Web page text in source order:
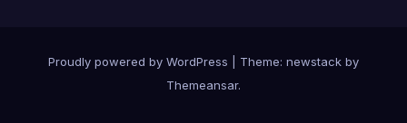
Proudly powered by WordPress
Theme: newstack by
Themeansar.